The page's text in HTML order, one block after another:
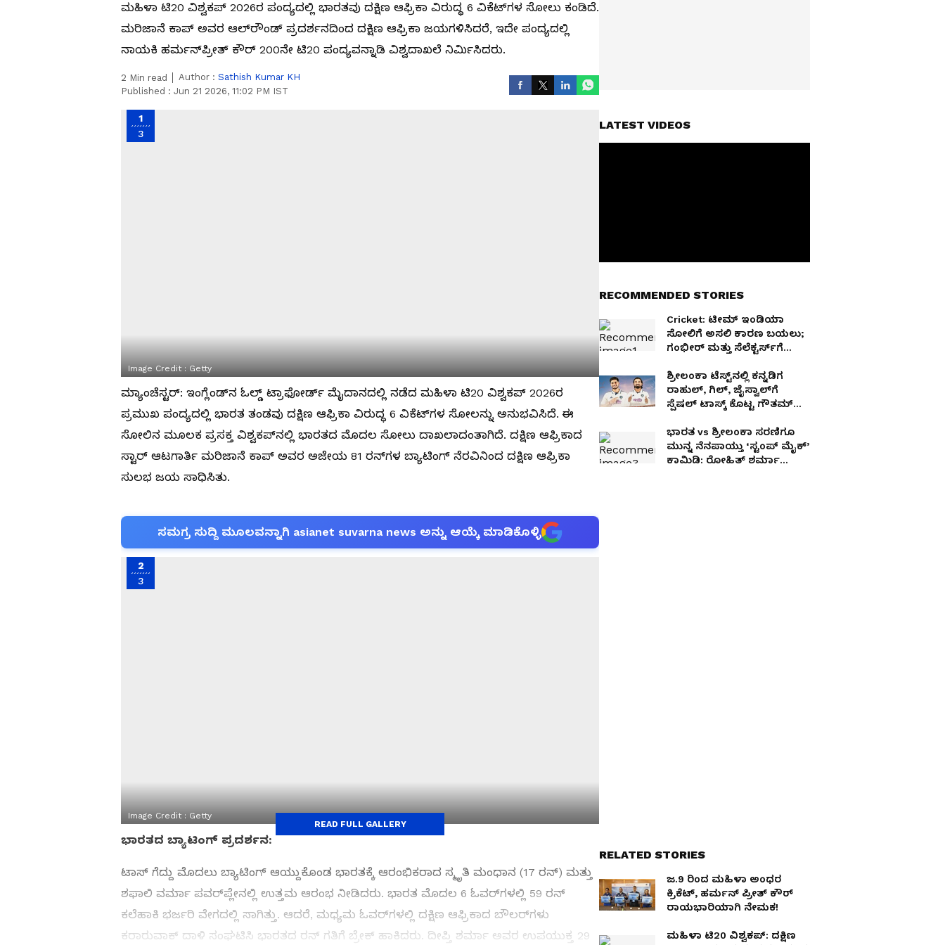
ಮಹಿಳಾ ಟಿ20 ವಿಶ್ವಕಪ್ 2026ರ ಪಂದ್ಯದಲ್ಲಿ ಭಾರತವು ದಕ್ಷಿಣ ಆಫ್ರಿಕಾ ವಿರುದ್ಧ 6 ವಿಕೆಟ್‌ಗಳ ಸೋಲು ಕಂಡಿದೆ.
ಮರಿಜಾನೆ ಕಾಪ್ ಅವರ ಆಲ್‌ರೌಂಡ್ ಪ್ರದರ್ಶನದಿಂದ ದಕ್ಷಿಣ ಆಫ್ರಿಕಾ ಜಯಗಳಿಸಿದರೆ, ಇದೇ ಪಂದ್ಯದಲ್ಲಿ
ನಾಯಕಿ ಹರ್ಮನ್‌ಪ್ರೀತ್ ಕೌರ್ 200ನೇ ಟಿ20 ಪಂದ್ಯವನ್ನಾಡಿ ವಿಶ್ವದಾಖಲೆ ನಿರ್ಮಿಸಿದರು.
2 Min read Author : Sathish Kumar KH
Published : Jun 21 2026, 11:02 PM IST
1
3
Image Credit : Getty
ಮ್ಯಾಂಚೆಸ್ಟರ್: ಇಂಗ್ಲೆಂಡ್‌ನ ಓಲ್ಡ್ ಟ್ರಾಫೋರ್ಡ್ ಮೈದಾನದಲ್ಲಿ ನಡೆದ ಮಹಿಳಾ ಟಿ20 ವಿಶ್ವಕಪ್ 2026ರ
ಪ್ರಮುಖ ಪಂದ್ಯದಲ್ಲಿ ಭಾರತ ತಂಡವು ದಕ್ಷಿಣ ಆಫ್ರಿಕಾ ವಿರುದ್ಧ 6 ವಿಕೆಟ್‌ಗಳ ಸೋಲನ್ನು ಅನುಭವಿಸಿದೆ. ಈ
ಸೋಲಿನ ಮೂಲಕ ಪ್ರಸಕ್ತ ವಿಶ್ವಕಪ್‌ನಲ್ಲಿ ಭಾರತದ ಮೊದಲ ಸೋಲು ದಾಖಲಾದಂತಾಗಿದೆ. ದಕ್ಷಿಣ ಆಫ್ರಿಕಾದ
ಸ್ಟಾರ್ ಆಟಗಾರ್ತಿ ಮರಿಜಾನೆ ಕಾಪ್ ಅವರ ಅಜೇಯ 81 ರನ್‌ಗಳ ಬ್ಯಾಟಿಂಗ್ ನೆರವಿನಿಂದ ದಕ್ಷಿಣ ಆಫ್ರಿಕಾ
ಸುಲಭ ಜಯ ಸಾಧಿಸಿತು.
ಸಮಗ್ರ ಸುದ್ದಿ ಮೂಲವನ್ನಾಗಿ asianet suvarna news ಅನ್ನು ಆಯ್ಕೆ ಮಾಡಿಕೊಳ್ಳಿ
2
3
Image Credit : Getty
ಭಾರತದ ಬ್ಯಾಟಿಂಗ್ ಪ್ರದರ್ಶನ:
ಟಾಸ್ ಗೆದ್ದು ಮೊದಲು ಬ್ಯಾಟಿಂಗ್ ಆಯ್ದುಕೊಂಡ ಭಾರತಕ್ಕೆ ಆರಂಭಿಕರಾದ ಸ್ಮೃತಿ ಮಂಧಾನ (17 ರನ್) ಮತ್ತು
ಶಫಾಲಿ ವರ್ಮಾ ಪವರ್‌ಪ್ಲೇನಲ್ಲಿ ಉತ್ತಮ ಆರಂಭ ನೀಡಿದರು. ಭಾರತ ಮೊದಲ 6 ಓವರ್‌ಗಳಲ್ಲಿ 59 ರನ್
ಕಲೆಹಾಕಿ ಭರ್ಜರಿ ವೇಗದಲ್ಲಿ ಸಾಗಿತ್ತು. ಆದರೆ, ಮಧ್ಯಮ ಓವರ್‌ಗಳಲ್ಲಿ ದಕ್ಷಿಣ ಆಫ್ರಿಕಾದ ಬೌಲರ್‌ಗಳು
ಕರಾರುವಾಕ್ ದಾಳಿ ಸಂಘಟಿಸಿ ಭಾರತದ ರನ್ ಗತಿಗೆ ಬ್ರೇಕ್ ಹಾಕಿದರು. ದೀಪ್ತಿ ಶರ್ಮಾ ಅವರ ಉಪಯುಕ್ತ 29
READ FULL GALLERY
LATEST VIDEOS
RECOMMENDED STORIES
Cricket: ಟೀಮ್ ಇಂಡಿಯಾ
ಸೋಲಿಗೆ ಅಸಲಿ ಕಾರಣ ಬಯಲು;
ಗಂಭೀರ್ ಮತ್ತು ಸೆಲೆಕ್ಟರ್ಸ್‌ಗೆ
ಶ್ರೀಲಂಕಾ ಟೆಸ್ಟ್‌ನಲ್ಲಿ ಕನ್ನಡಿಗ
ರಾಹುಲ್, ಗಿಲ್, ಜೈಸ್ವಾಲ್‌ಗೆ
ಸ್ಪೆಷಲ್ ಟಾಸ್ಕ್ ಕೊಟ್ಟ ಗೌತಮ್
ಭಾರತ vs ಶ್ರೀಲಂಕಾ ಸರಣಿಗೂ
ಮುನ್ನ ನೆನಪಾಯ್ತು ‘ಸ್ಟಂಪ್ ಮೈಕ್’
ಕಾಮಿಡಿ: ರೋಹಿತ್ ಶರ್ಮಾ
RELATED STORIES
ಜ.9 ರಿಂದ ಮಹಿಳಾ ಅಂಧರ
ಕ್ರಿಕೆಟ್, ಹರ್ಮನ್ ಪ್ರೀತ್ ಕೌರ್
ರಾಯಭಾರಿಯಾಗಿ ನೇಮಕ!
ಮಹಿಳಾ ಟಿ20 ವಿಶ್ವಕಪ್: ದಕ್ಷಿಣ